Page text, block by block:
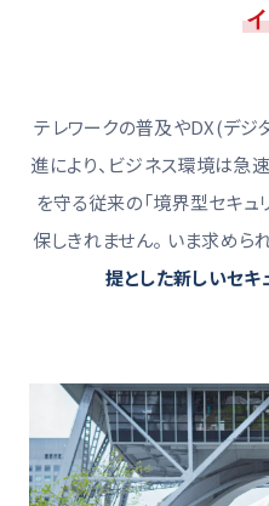
テレワークの普及やDX(デジ
進により、ビジネス環境は急
を守る従来の「境界型セキュ
保しきれません。 いま求めら
提とした新しいセキ